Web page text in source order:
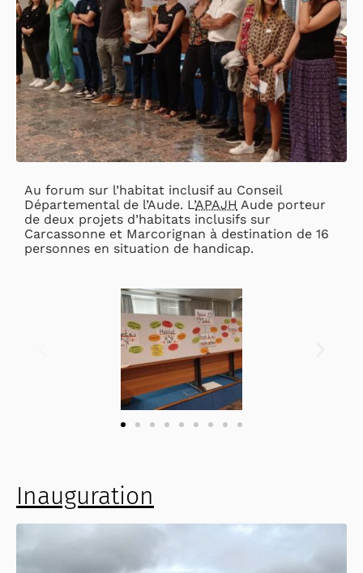
Au forum sur l’habitat inclusif au Conseil
Départemental de l’Aude. L’APAJH Aude porteur
de deux projets d’habitats inclusifs sur
Carcassonne et Marcorignan à destination de 16
personnes en situation de handicap.
Inauguration